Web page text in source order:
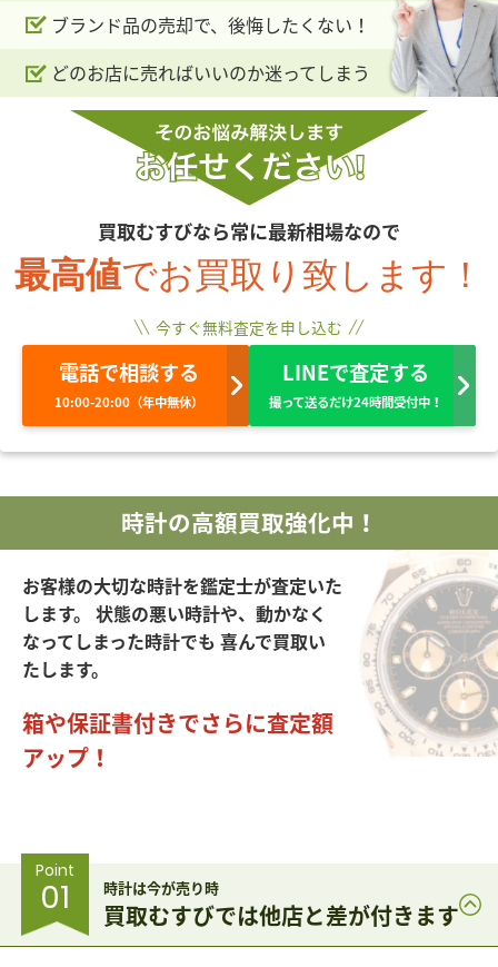
ブランド品の売却で、後悔したくない！
どのお店に売ればいいのか迷ってしまう
買取むすびなら常に最新相場なので
最高値でお買取り致します！
今すぐ無料査定を申し込む
電話で相談する
10:00-20:00（年中無休）
LINEで査定する
撮って送るだけ24時間受付中！
時計の高額買取強化中！
お客様の大切な時計を鑑定士が査定いた
します。 状態の悪い時計や、動かなく
なってしまった時計でも 喜んで買取い
たします。
箱や保証書付きでさらに査定額
アップ！
Point
01 時計は今が売り時
買取むすびでは他店と差が付きます